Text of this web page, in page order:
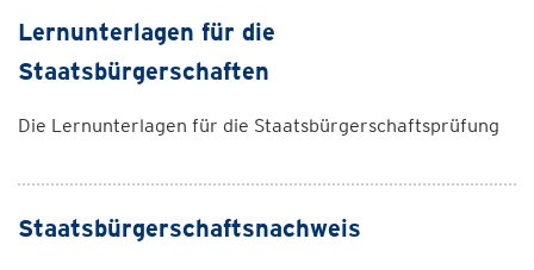
Lernunterlagen für die
Staatsbürgerschaften
Die Lernunterlagen für die Staatsbürgerschaftsprüfung
Staatsbürgerschaftsnachweis